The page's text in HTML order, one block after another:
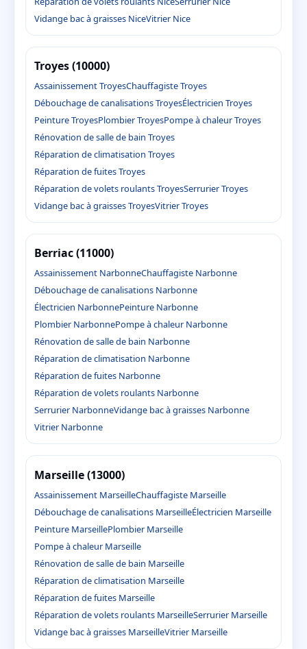
Vidange bac à graisses NiceVitrier Nice
Troyes (10000)
Assainissement TroyesChauffagiste Troyes
Débouchage de canalisations TroyesÉlectricien Troyes
Peinture TroyesPlombier TroyesPompe à chaleur Troyes
Rénovation de salle de bain Troyes
Réparation de climatisation Troyes
Réparation de fuites Troyes
Réparation de volets roulants TroyesSerrurier Troyes
Vidange bac à graisses TroyesVitrier Troyes
Berriac (11000)
Assainissement NarbonneChauffagiste Narbonne
Débouchage de canalisations Narbonne
Électricien NarbonnePeinture Narbonne
Plombier NarbonnePompe à chaleur Narbonne
Rénovation de salle de bain Narbonne
Réparation de climatisation Narbonne
Réparation de fuites Narbonne
Réparation de volets roulants Narbonne
Serrurier NarbonneVidange bac à graisses Narbonne
Vitrier Narbonne
Marseille (13000)
Assainissement MarseilleChauffagiste Marseille
Débouchage de canalisations MarseilleÉlectricien Marseille
Peinture MarseillePlombier Marseille
Pompe à chaleur Marseille
Rénovation de salle de bain Marseille
Réparation de climatisation Marseille
Réparation de fuites Marseille
Réparation de volets roulants MarseilleSerrurier Marseille
Vidange bac à graisses MarseilleVitrier Marseille